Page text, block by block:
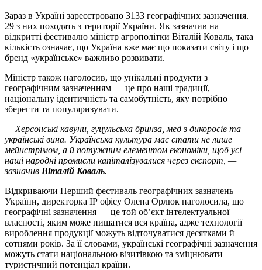
Зараз в Україні зареєстровано 3133 географічних зазначення.
29 з них походять з території України. Як зазначив на
відкритті фестивалю міністр агрополітки Віталій Коваль, така
кількість означає, що Україна вже має що показати світу і що
бренд «українське» важливо розвивати.
Міністр також наголосив, що унікальні продукти з
географічним зазначенням — це про наші традиції,
національну ідентичність та самобутність, яку потрібно
зберегти та популяризувати.
— Херсонські кавуни, гуцульська бринза, мед з дикоросів та
українські вина. Українська культура має стати не лише
мейнстрімом, а й потужним елементом економіки, щоб усі
наші народні промисли капіталізувалися через експорт, —
зазначив Віталій Коваль.
Відкриваючи Перший фестиваль географічних зазначень
України, директорка ІР офісу Олена Орлюк наголосила, що
географічні зазначення — це той об’єкт інтелектуальної
власності, яким може пишатися вся країна, адже технології
вироблення продукції можуть відточуватися десятками й
сотнями років. За її словами, українські географічні зазначення
можуть стати національною візитівкою та зміцнювати
туристичний потенціал країни.